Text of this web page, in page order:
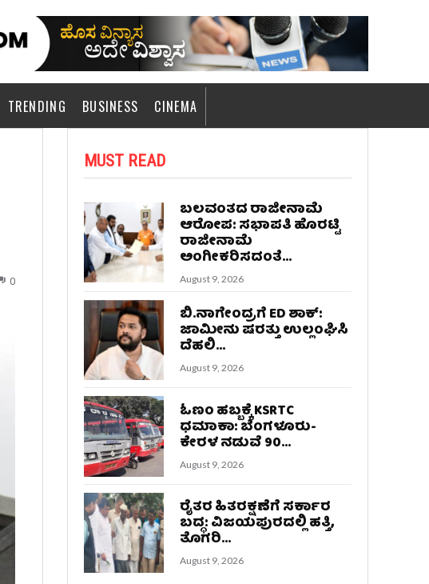
TRENDING BUSINESS CINEMA
0
MUST READ
ಬಲವಂತದ ರಾಜೀನಾಮೆ
ಆರೋಪ: ಸಭಾಪತಿ ಹೊರಟ್ಟಿ
ರಾಜೀನಾಮೆ
ಅಂಗೀಕರಿಸದಂತೆ...
August 9, 2026
ಬಿ.ನಾಗೇಂದ್ರಗೆ ED ಶಾಕ್:
ಜಾಮೀನು ಷರತ್ತು ಉಲ್ಲಂಘಿಸಿ
ದೆಹಲಿ...
August 9, 2026
ಓಣಂ ಹಬ್ಬಕ್ಕೆ KSRTC
ಧಮಾಕಾ: ಬೆಂಗಳೂರು-
ಕೇರಳ ನಡುವೆ 90...
August 9, 2026
ರೈತರ ಹಿತರಕ್ಷಣೆಗೆ ಸರ್ಕಾರ
ಬದ್ಧ: ವಿಜಯಪುರದಲ್ಲಿ ಹತ್ತಿ,
ತೊಗರಿ...
August 9, 2026